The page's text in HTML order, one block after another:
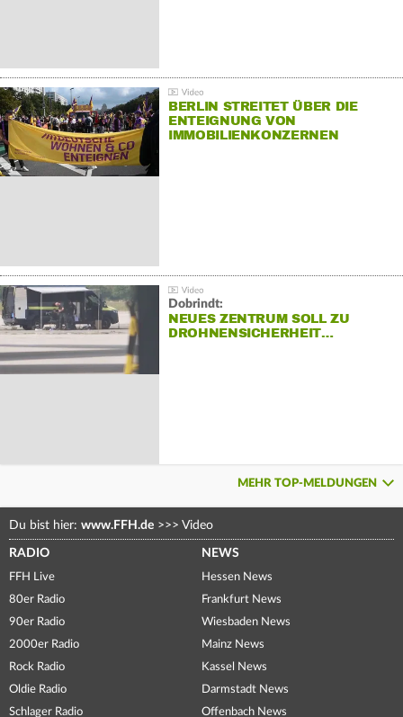
BERLIN STREITET ÜBER DIE
ENTEIGNUNG VON
IMMOBILIENKONZERNEN
Dobrindt:
NEUES ZENTRUM SOLL ZU
DROHNENSICHERHEIT…
MEHR TOP-MELDUNGEN
Du bist hier: www.FFH.de >>> Video
RADIO
FFH Live
80er Radio
90er Radio
2000er Radio
Rock Radio
Oldie Radio
Schlager Radio
NEWS
Hessen News
Frankfurt News
Wiesbaden News
Mainz News
Kassel News
Darmstadt News
Offenbach News